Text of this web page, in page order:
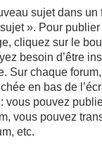
sujet dans un
». Pour
cliquez sur le
besoin d’être
Sur chaque
en bas de
vous pouvez
vous pouvez
etc.